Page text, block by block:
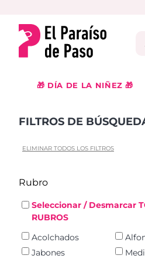
🎁 DÍA DE LA NIÑEZ 🎁
FILTROS DE
ELIMINAR TODOS LOS FILTROS
Rubro
Seleccionar / Desmarcar
RUBROS
Acolchados
Jabones